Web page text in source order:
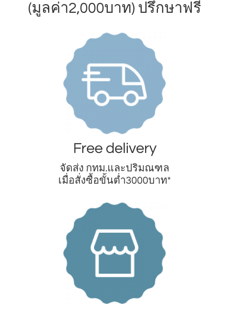
(มูลค่า2,000บาท) ปรึกษาฟรี
Free delivery
จัดส่ง กทม.และปริมณฑล
เมื่อสั่งซื้อขั้นต่ำ3000บาท*